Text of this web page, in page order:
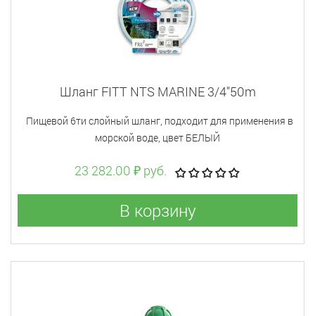
Шланг FITT NTS MARINE 3/4"50m
Пищевой 6ти слойный шланг, подходит для применения в
морской воде, цвет БЕЛЫЙ
23 282.00 ₽ руб.
В корзину